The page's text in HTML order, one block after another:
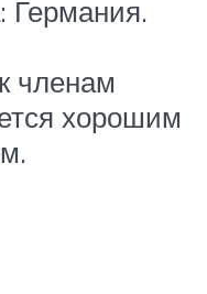
Германия.
членам
хорошим